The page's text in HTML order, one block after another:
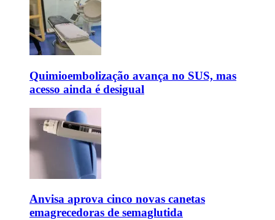
Quimioembolização avança no SUS, mas
acesso ainda é desigual
Anvisa aprova cinco novas canetas
emagrecedoras de semaglutida